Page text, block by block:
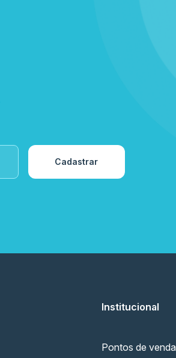
Cadastrar
Institucional
Pontos de venda